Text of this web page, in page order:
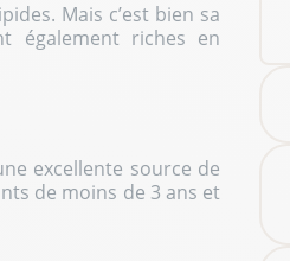
Mais c’est bien sa
également riches en
excellente source de
de moins de 3 ans et